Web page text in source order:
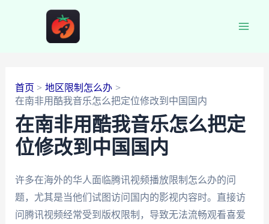
首页
地区限制怎么办
在南非用酷我音乐怎么把定位修改到中国国内
在南非用酷我音乐怎么把定
位修改到中国国内
许多在海外的华人面临腾讯视频播放限制怎么办的问
题，尤其是当他们试图访问国内的影视内容时。直接访
问腾讯视频经常受到版权限制，导致无法流畅观看喜爱